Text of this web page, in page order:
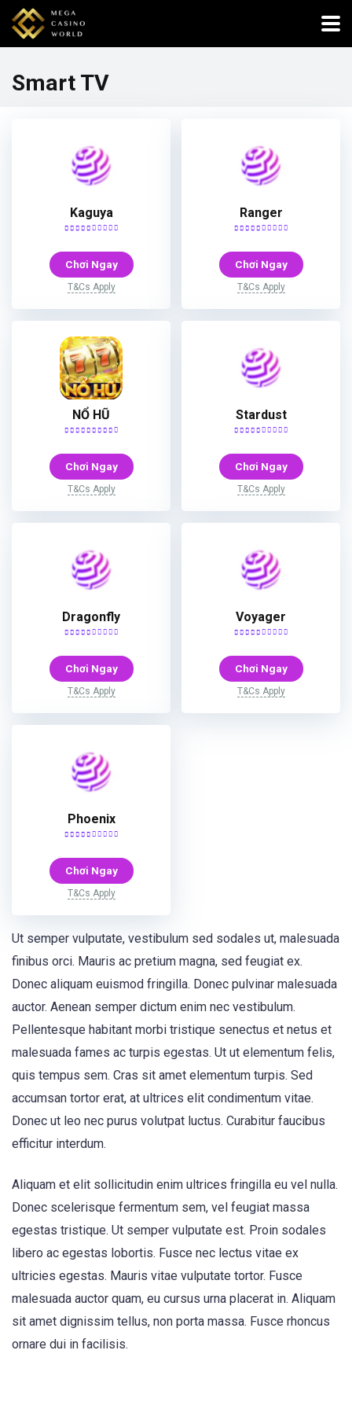
Smart TV
Kaguya
Chơi Ngay
T&Cs Apply
Ranger
Chơi Ngay
T&Cs Apply
NỔ HŨ
Chơi Ngay
T&Cs Apply
Stardust
Chơi Ngay
T&Cs Apply
Dragonfly
Chơi Ngay
T&Cs Apply
Voyager
Chơi Ngay
T&Cs Apply
Phoenix
Chơi Ngay
T&Cs Apply
Ut semper vulputate, vestibulum sed sodales ut, malesuada
finibus orci. Mauris ac pretium magna, sed feugiat ex.
Donec aliquam euismod fringilla. Donec pulvinar malesuada
auctor. Aenean semper dictum enim nec vestibulum.
Pellentesque habitant morbi tristique senectus et netus et
malesuada fames ac turpis egestas. Ut ut elementum felis,
quis tempus sem. Cras sit amet elementum turpis. Sed
accumsan tortor erat, at ultrices elit condimentum vitae.
Donec ut leo nec purus volutpat luctus. Curabitur faucibus
efficitur interdum.
Aliquam et elit sollicitudin enim ultrices fringilla eu vel nulla.
Donec scelerisque fermentum sem, vel feugiat massa
egestas tristique. Ut semper vulputate est. Proin sodales
libero ac egestas lobortis. Fusce nec lectus vitae ex
ultricies egestas. Mauris vitae vulputate tortor. Fusce
malesuada auctor quam, eu cursus urna placerat in. Aliquam
sit amet dignissim tellus, non porta massa. Fusce rhoncus
ornare dui in facilisis.